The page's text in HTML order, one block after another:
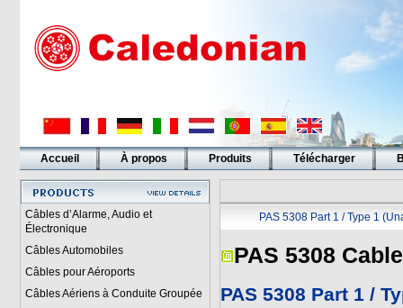
Accueil À propos Produits Télécharger
Liens
Câbles d’Alarme, Audio et
Électronique
Câbles Automobiles
Câbles pour Aéroports
Câbles Aériens à Conduite Groupée
PAS 5308 Part 1 / Type 1
PAS 5308
PAS 5308 Part 1 /